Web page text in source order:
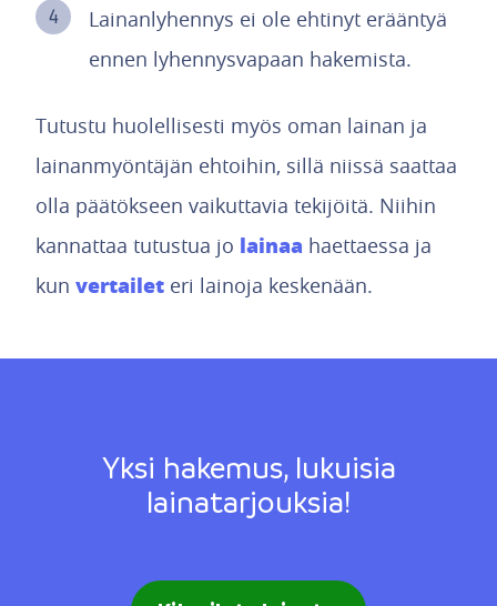
Lainanlyhennys ei ole ehtinyt erääntyä
ennen lyhennysvapaan hakemista.
Tutustu huolellisesti myös oman lainan ja
lainanmyöntäjän ehtoihin, sillä niissä saattaa
olla päätökseen vaikuttavia tekijöitä. Niihin
kannattaa tutustua jo lainaa haettaessa ja
kun vertailet eri lainoja keskenään.
Yksi hakemus, lukuisia
lainatarjouksia!